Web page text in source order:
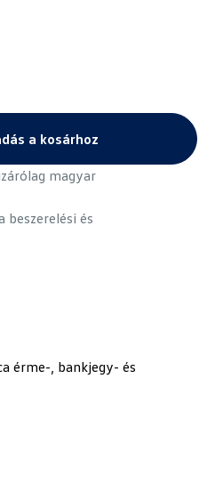
érme-, bankjegy- és
a kosárhoz
magyar
beszerelési és